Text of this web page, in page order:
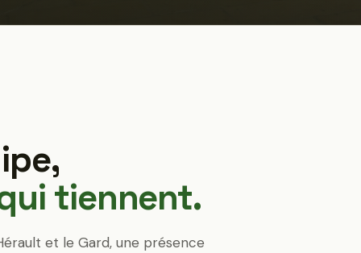
tiennent.
et le Gard, une présence